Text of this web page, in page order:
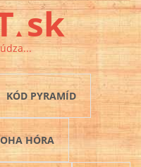
▲ sk
KÓD PYRAMÍD
HÓRA